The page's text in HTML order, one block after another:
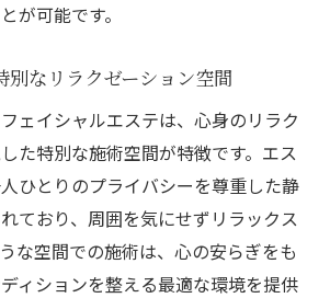
が可能です。
別なリラクゼーション空間
ェイシャルエステは、心身のリラク
た特別な施術空間が特徴です。エス
ひとりのプライバシーを尊重した静
ており、周囲を気にせずリラックス
な空間での施術は、心の安らぎをも
ィションを整える最適な環境を提供